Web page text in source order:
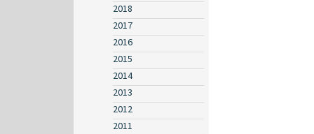
2018
2017
2016
2015
2014
2013
2012
2011